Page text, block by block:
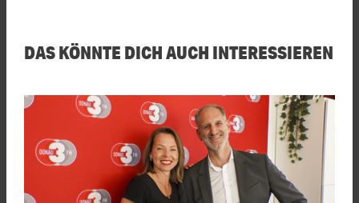
DAS KÖNNTE DICH AUCH INTERESSIEREN